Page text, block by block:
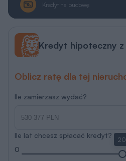
Kredyt na budowę
Kredyt hipoteczny z
Oblicz ratę dla tej
Ile zamierzasz wydać?
Ile lat chcesz spłacać kredyt?
0
20